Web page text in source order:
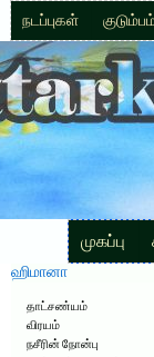
நடப்புகள்
முகப்பு
ஹிமானா
தாட்சண்யம்
விரயம்
நசீரின் நோன்பு